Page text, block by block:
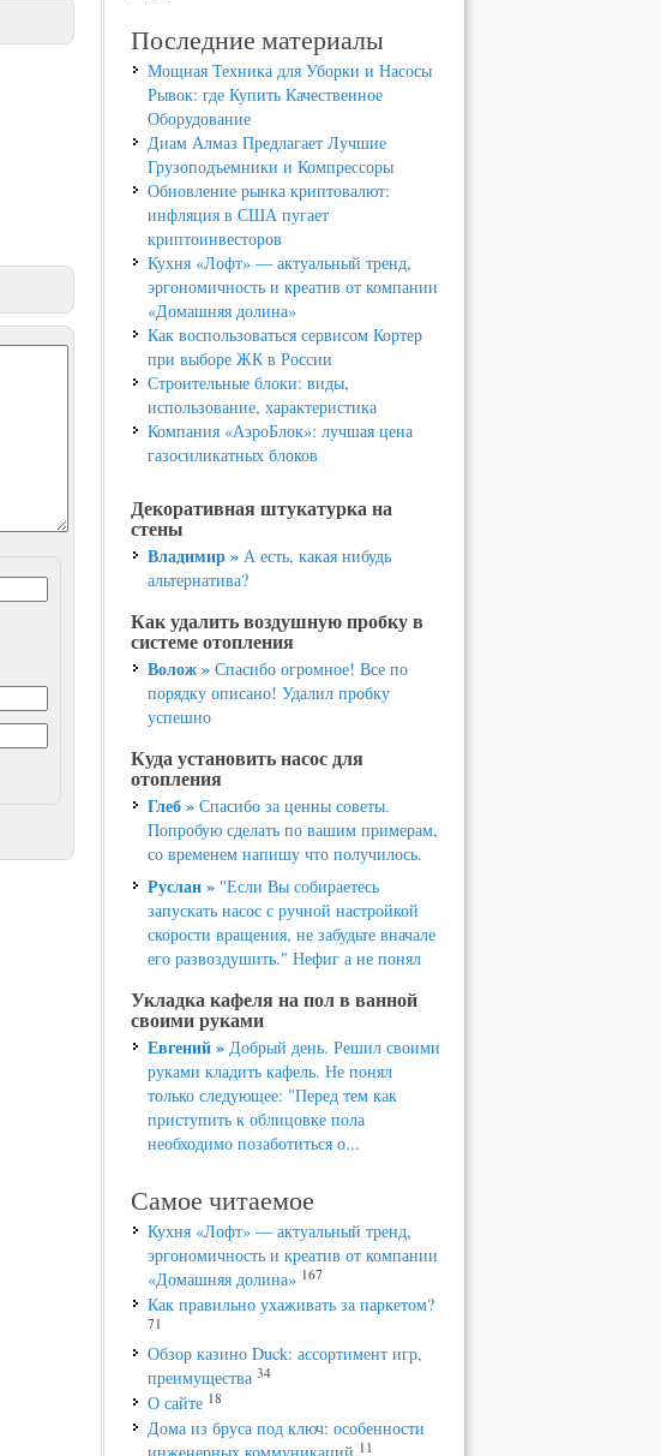
Последние материалы
Мощная Техника для Уборки и Насосы
Рывок: где Купить Качественное
Оборудование
Диам Алмаз Предлагает Лучшие
Грузоподъемники и Компрессоры
Обновление рынка криптовалют:
инфляция в США пугает
криптоинвесторов
Кухня «Лофт» — актуальный тренд,
эргономичность и креатив от компании
«Домашняя долина»
Как воспользоваться сервисом Кортер
при выборе ЖК в России
Строительные блоки: виды,
использование, характеристика
Компания «АэроБлок»: лучшая цена
газосиликатных блоков
Декоративная штукатурка на
стены
Владимир »А есть, какая нибудь
альтернатива?
Как удалить воздушную пробку в
системе отопления
Волож »Спасибо огромное! Все по
порядку описано! Удалил пробку
успешно
Куда установить насос для
отопления
Глеб »Спасибо за ценны советы.
Попробую сделать по вашим примерам,
со временем напишу что получилось.
Руслан »"Если Вы собираетесь
запускать насос с ручной настройкой
скорости вращения, не забудьте вначале
его развоздушить." Нефиг а не понял
Укладка кафеля на пол в ванной
своими руками
Евгений »Добрый день. Решил своими
руками кладить кафель. Не понял
только следующее: "Перед тем как
приступить к облицовке пола
необходимо позаботиться о...
Самое читаемое
Кухня «Лофт» — актуальный тренд,
эргономичность и креатив от компании
«Домашняя долина» 167
Как правильно ухаживать за паркетом?
71
Обзор казино Duck: ассортимент игр,
преимущества 34
О сайте 18
Дома из бруса под ключ: особенности
11